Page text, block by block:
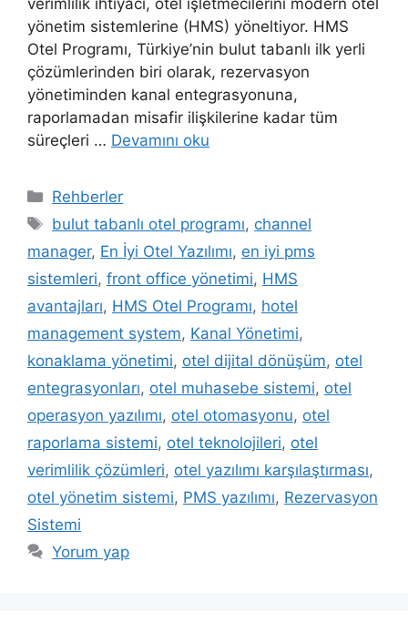
yönetim sistemlerine (HMS) yöneltiyor. HMS
Otel Programı, Türkiye’nin bulut tabanlı ilk yerli
çözümlerinden biri olarak, rezervasyon
yönetiminden kanal entegrasyonuna,
raporlamadan misafir ilişkilerine kadar tüm
süreçleri … Devamını oku
Kategoriler
Rehberler
Etiketler
bulut tabanlı otel programı, channel
manager, En İyi Otel Yazılımı, en iyi pms
sistemleri, front office yönetimi, HMS
avantajları, HMS Otel Programı, hotel
management system, Kanal Yönetimi,
konaklama yönetimi, otel dijital dönüşüm, otel
entegrasyonları, otel muhasebe sistemi, otel
operasyon yazılımı, otel otomasyonu, otel
raporlama sistemi, otel teknolojileri, otel
verimlilik çözümleri, otel yazılımı karşılaştırması,
otel yönetim sistemi, PMS yazılımı, Rezervasyon
Sistemi
Yorum yap